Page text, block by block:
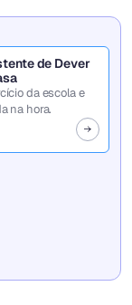
de Dever
da escola e
na hora.